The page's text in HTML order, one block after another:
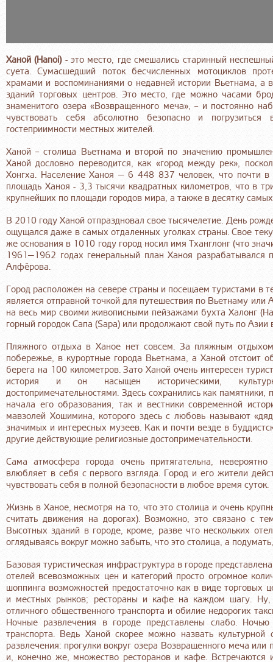
Ханой (Hanoi)- это место, где смешались старинный
суета. Сумасшедший поток бесчисленных мотоциклов
храмами и воспоминаниями о недавней истории Вьетнама, а
зданий торговых центров. Это место, где можно часами
знаменитого озера «Возвращенного меча», – и постоянно
чувствовать себя абсолютно безопасно и
гостеприимности местных жителей.
Ханой – столица Вьетнама и второй по значению
Ханой дословно переводится, как «город между рек»,
Хонгха. Население Ханоя — 6 448 837 человек, что почти
площадь Ханоя - 3,3 тысячи квадратных километров, что в
крупнейших по площади городов мира, а также в десятку
В 2010 году Ханой отпраздновал свое тысячелетие. День
ощущался даже в самых отдаленных уголках страны. Свое
же основания в 1010 году город носил имя Тханглонг (что
1961—1962 годах генеральный план Ханоя разрабатывался
Алфёрова.
Город расположен на севере страны и посещаем туристами в
является отправной точкой для путешествия по Вьетнаму или
на весь мир своими живописными пейзажами бухта Халонг
горный городок Сапа (Sapa) или продолжают свой путь по Азии
Пляжного отдыха в Ханое нет совсем. За пляжным
побережье, в курортные города Вьетнама, а Ханой отстоит
берега на 100 километров. Зато Ханой очень интересен
история и он насыщен историческими,
достопримечательностями. Здесь сохранились как
начала его образования, так и вестники современной
мавзолей Хошимина, которого здесь с любовь называют
значимых и интересных музеев. Как и почти везде в
другие действующие религиозные достопримечательности.
Сама атмосфера города очень притягательна,
влюбляет в себя с первого взгляда. Город и его жители
чувствовать себя в полной безопасности в любое время суток.
Жизнь в Ханое, несмотря на то, что это столица и очень
считать движения на дорогах). Возможно, это связано с
Высотных зданий в городе, кроме, разве что нескольких
оглядываясь вокруг можно забыть, что это столица, а
Базовая туристическая инфраструктура в городе
отелей всевозможных цен и категорий просто огромное
шоппинга возможностей предостаточно как в виде торговых
и местных рынков; рестораны и кафе на каждом шагу. Ну,
отличного общественного транспорта и обилие недорогих
Ночные развлечения в городе представлены слабо.
транспорта. Ведь Ханой скорее можно назвать
развлечения: прогулки вокруг озера Возвращенного меча
и, конечно же, множество ресторанов и кафе. Встречаются